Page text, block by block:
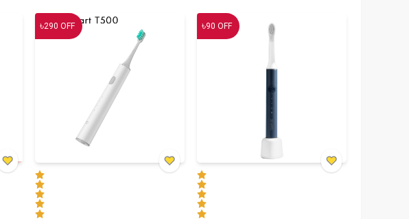
৳290 OFF ৳90 OFF